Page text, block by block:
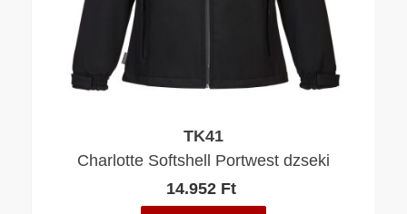
TK41
Charlotte Softshell Portwest dzseki
14.952 Ft